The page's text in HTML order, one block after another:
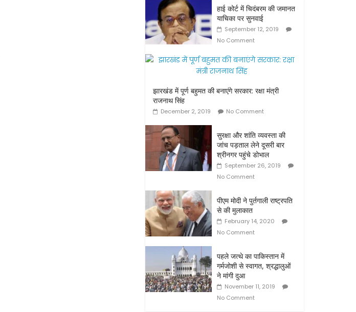
हाई कोर्ट में चिदंबरम की जमानत
याचिका पर सुनवाई
September 12, 2019
No Comment
झारखंड में पूर्ण बहुमत की बनाएंगे सरकार: रक्षा मंत्री
राजनाथ सिंह
December 2, 2019 No Comment
सुरक्षा और शांति व्यवस्ता की
जांच पड़ताल लेने दूसरी बार
श्रीनगर पहुंचे डोभाल
September 26, 2019
No Comment
पीएम मोदी ने पुर्तगाली राष्ट्रपति
से की मुलाकात
February 14, 2020
No Comment
पहले जत्थे का पाकिस्तान में
गर्मजोशी से स्वागत, श्रद्धालुओं
ने मांगी दुआ
November 11, 2019
No Comment